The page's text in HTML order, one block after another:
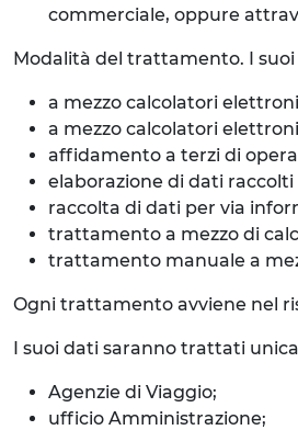
commerciale, oppure
Modalità del trattamento. I
a mezzo calcolatori
a mezzo calcolatori
affidamento a terzi di
elaborazione di dati raccolti
raccolta di dati per via
trattamento a mezzo di
trattamento manuale a
Ogni trattamento avviene nel
I suoi dati saranno trattati
Agenzie di Viaggio;
ufficio Amministrazione;